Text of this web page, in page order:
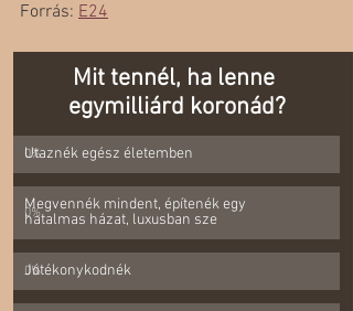
Forrás: E24
Mit tennél, ha lenne
egymilliárd koronád?
0%
Utaznék egész életemben
0%
Megvennék mindent, építenék egy
hatalmas házat, luxusban sze
0%
Jótékonykodnék